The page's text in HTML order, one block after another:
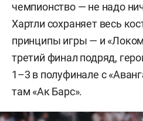
чемпионство — не надо
Хартли сохраняет весь
принципы игры — и
третий финал подряд,
1–3 в полуфинале с
там «Ак Барс».